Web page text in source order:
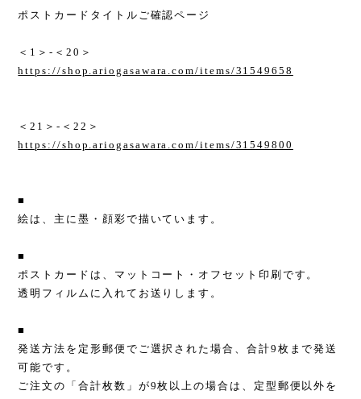
ポストカードタイトルご確認ページ
＜1＞-＜20＞
https://shop.ariogasawara.com/items/31549658
＜21＞-＜22＞
https://shop.ariogasawara.com/items/31549800
■
絵は、主に墨・顔彩で描いています。
■
ポストカードは、マットコート・オフセット印刷です。
透明フィルムに入れてお送りします。
■
発送方法を定形郵便でご選択された場合、合計9枚まで発送
可能です。
ご注文の「合計枚数」が9枚以上の場合は、定型郵便以外を